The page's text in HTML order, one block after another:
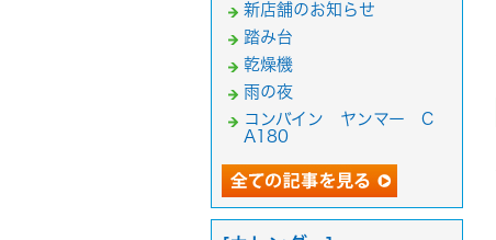
新店舗のお知らせ
踏み台
乾燥機
雨の夜
コンバイン ヤンマー C
A180